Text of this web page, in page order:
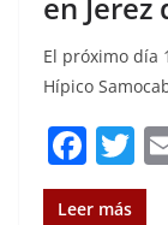
El próximo día
Hípico
F
a
T
w
Leer más